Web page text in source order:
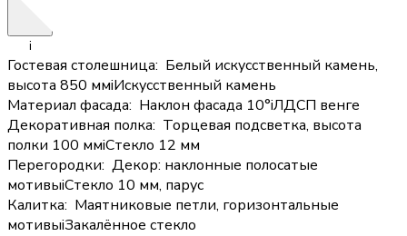
i
Гостевая столешница: Белый искусственный камень,
высота 850 ммiИскусственный камень
Материал фасада: Наклон фасада 10°iЛДСП венге
Декоративная полка: Торцевая подсветка, высота
полки 100 ммiСтекло 12 мм
Перегородки: Декор: наклонные полосатые
мотивыiСтекло 10 мм, парус
Калитка: Маятниковые петли, горизонтальные
мотивыiЗакалённое стекло